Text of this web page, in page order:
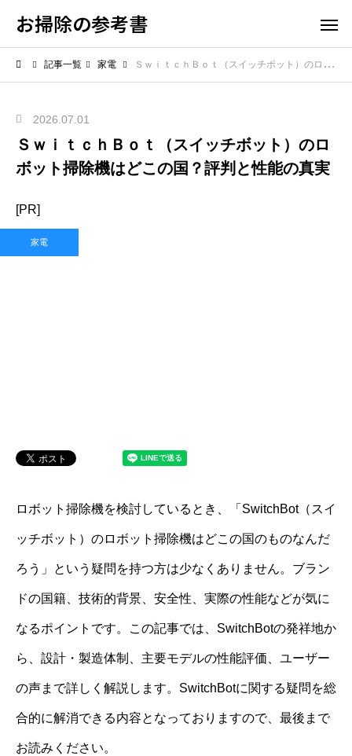
お掃除の参考書
記事一覧 家電 ＳｗｉｔｃｈＢｏｔ（スイッチボット）のロボット掃除機はどこの国？評判と性能の真実
2026.07.01
ＳｗｉｔｃｈＢｏｔ（スイッチボット）のロ
ボット掃除機はどこの国？評判と性能の真実
[PR]
家電
ロボット掃除機を検討しているとき、「SwitchBot（スイ
ッチボット）のロボット掃除機はどこの国のものなんだ
ろう」という疑問を持つ方は少なくありません。ブラン
ドの国籍、技術的背景、安全性、実際の性能などが気に
なるポイントです。この記事では、SwitchBotの発祥地か
ら、設計・製造体制、主要モデルの性能評価、ユーザー
の声まで詳しく解説します。SwitchBotに関する疑問を総
合的に解消できる内容となっておりますので、最後まで
お読みください。